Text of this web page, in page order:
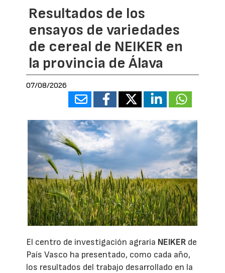
Resultados de los
ensayos de variedades
de cereal de NEIKER en
la provincia de Álava
07/08/2026
El centro de investigación agraria NEIKER de
País Vasco ha presentado, como cada año,
los resultados del trabajo desarrollado en la